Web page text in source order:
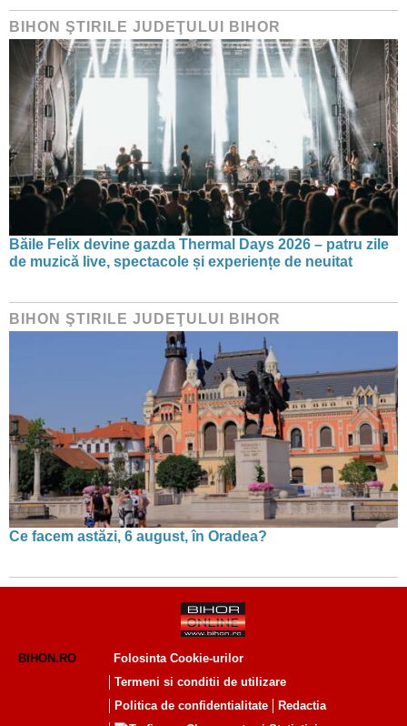
BIHON ŞTIRILE JUDEŢULUI BIHOR
Băile Felix devine gazda Thermal Days 2026 – patru zile
de muzică live, spectacole și experiențe de neuitat
BIHON ŞTIRILE JUDEŢULUI BIHOR
Ce facem astăzi, 6 august, în Oradea?
BIHON.RO
Folosinta Cookie-urilor
Termeni si conditii de utilizare
Politica de confidentialitate
Redactia